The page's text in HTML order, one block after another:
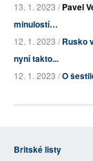
13. 1. 2023 /Pavel
minulostí…
12. 1. 2023 /Rusko
nyní takto...
12. 1. 2023 /O
Britské listy